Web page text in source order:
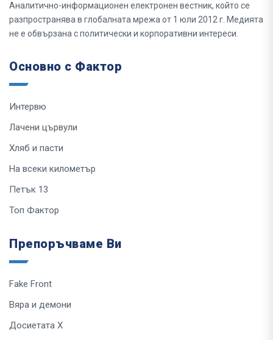
Аналитично-информационен електронен вестник, който се
разпространява в глобалната мрежа от 1 юли 2012 г. Медията
не е обвързана с политически и корпоративни интереси.
Основно с Фактор
Интервю
Лачени цървули
Хляб и пасти
На всеки километър
Петък 13
Топ Фактор
Препоръчваме Ви
Fake Front
Вяра и демони
Досиетата Х